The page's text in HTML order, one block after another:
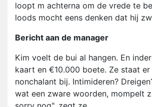
loopt m achterna om de vrede te
loods mocht eens denken dat hij
Bericht aan de manager
Kim voelt de bui al hangen. En
kaart en €10.000 boete. Ze staat er
nonchalant bij. Intimideren?
wat een zware woorden, mompelt